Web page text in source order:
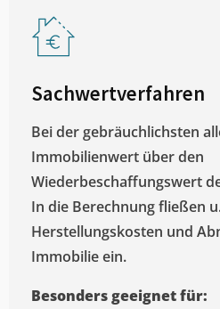
Sachwertverfahren
Bei der gebräuchlichsten
Immobilienwert über den
Wiederbeschaffungswert
In die Berechnung fließen
Herstellungskosten und
Immobilie ein.
Besonders geeignet für: